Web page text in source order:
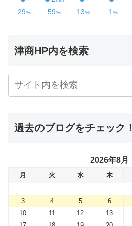
津商HP内を検索
過去のブログをチェック！
2026年8月
月 火 水 木
3
4 5 6
10
11 12 13